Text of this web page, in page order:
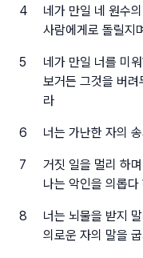
4
네가 만일 네 원수
사람에게로 돌릴지
5
네가 만일 너를 미
보거든 그것을 버
라
6 너는 가난한 자의
7
거짓 일을 멀리 하
나는 악인을 의롭
8
너는 뇌물을 받지
의로운 자의 말을